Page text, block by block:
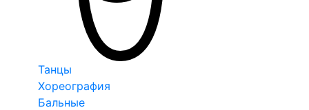
Танцы
Хореография
Бальные